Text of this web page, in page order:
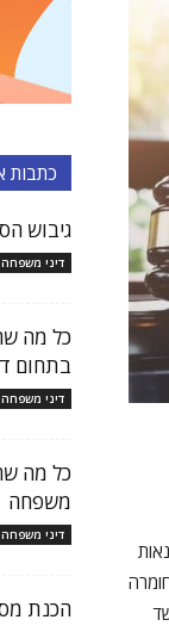
כתבות
גיבוש
דיני משפחה
כל מה
בתחום
דיני משפחה
כל מה
משפחה
דיני משפחה
הכנת